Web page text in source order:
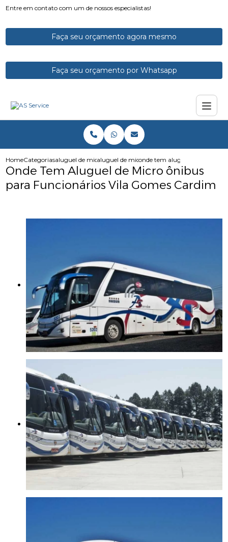
Entre em contato com um de nossos especialistas!
Faça seu orçamento agora mesmo
Faça seu orçamento por Whatsapp
HomeCategoriasaluguel de micro onibusaluguel de microonibus com motorista
onde tem aluguel de micro
Onde Tem Aluguel de Micro ônibus
para Funcionários Vila Gomes Cardim